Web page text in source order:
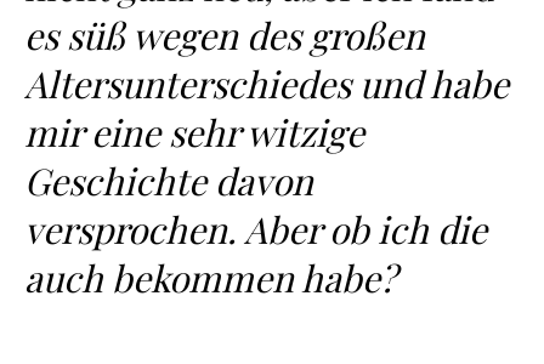
es süß wegen des großen
Altersunterschiedes und habe
mir eine sehr witzige
Geschichte davon
versprochen. Aber ob ich die
auch bekommen habe?